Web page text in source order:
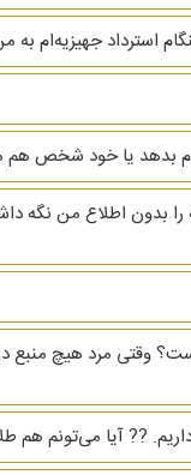
استرداد جهیزیه‌ام به
بدهد یا خود شخص
بدون اطلاع من نگه
وقتی مرد هیچ منبع